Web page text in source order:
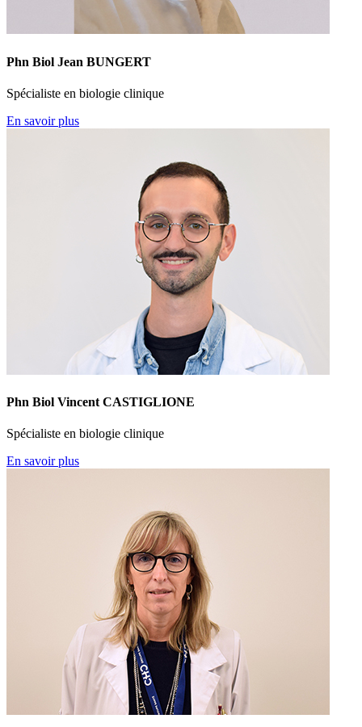
Phn Biol Jean BUNGERT
Spécialiste en biologie clinique
En savoir plus
Phn Biol Vincent CASTIGLIONE
Spécialiste en biologie clinique
En savoir plus